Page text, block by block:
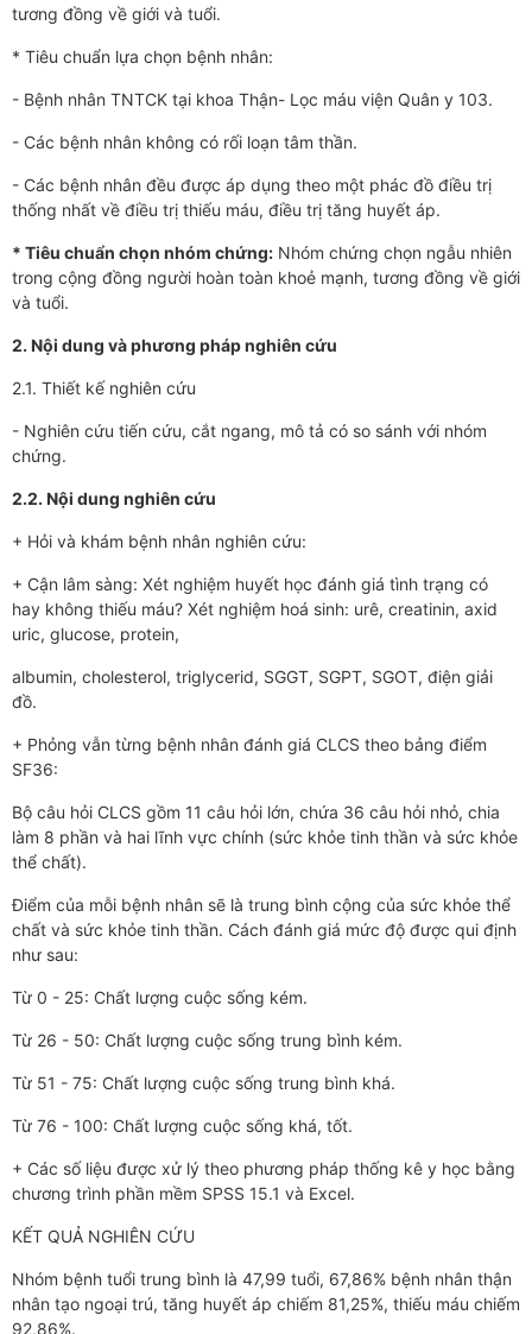
tương đồng về giới và tuổi.
* Tiêu chuẩn lựa chọn bệnh nhân:
- Bệnh nhân TNTCK tại khoa Thận- Lọc máu viện Quân y 103.
- Các bệnh nhân không có rối loạn tâm thần.
- Các bệnh nhân đều được áp dụng theo một phác đồ điều trị
thống nhất về điều trị thiếu máu, điều trị tăng huyết áp.
* Tiêu chuẩn chọn nhóm chứng: Nhóm chứng chọn ngẫu nhiên
trong cộng đồng người hoàn toàn khoẻ mạnh, tương đồng về giới
và tuổi.
2. Nội dung và phương pháp nghiên cứu
2.1. Thiết kế nghiên cứu
- Nghiên cứu tiến cứu, cắt ngang, mô tả có so sánh với nhóm
chứng.
2.2. Nội dung nghiên cứu
+ Hỏi và khám bệnh nhân nghiên cứu:
+ Cận lâm sàng: Xét nghiệm huyết học đánh giá tình trạng có
hay không thiếu máu? Xét nghiệm hoá sinh: urê, creatinin, axid
uric, glucose, protein,
albumin, cholesterol, triglycerid, SGGT, SGPT, SGOT, điện giải
đồ.
+ Phỏng vẫn từng bệnh nhân đánh giá CLCS theo bảng điểm
SF36:
Bộ câu hỏi CLCS gồm 11 câu hỏi lớn, chứa 36 câu hỏi nhỏ, chia
làm 8 phần và hai lĩnh vực chính (sức khỏe tinh thần và sức khỏe
thể chất).
Điểm của mỗi bệnh nhân sẽ là trung bình cộng của sức khỏe thể
chất và sức khỏe tinh thần. Cách đánh giá mức độ được qui định
như sau:
Từ 0 - 25: Chất lượng cuộc sống kém.
Từ 26 - 50: Chất lượng cuộc sống trung bình kém.
Từ 51 - 75: Chất lượng cuộc sống trung bình khá.
Từ 76 - 100: Chất lượng cuộc sống khá, tốt.
+ Các số liệu được xử lý theo phương pháp thống kê y học bằng
chương trình phần mềm SPSS 15.1 và Excel.
KẾT QUẢ NGHIÊN CỨU
Nhóm bệnh tuổi trung bình là 47,99 tuổi, 67,86% bệnh nhân thận
nhân tạo ngoại trú, tăng huyết áp chiếm 81,25%, thiếu máu chiếm
92,86%.